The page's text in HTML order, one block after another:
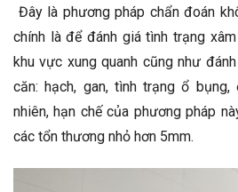
Đây là phương pháp chẩn đoán
chính là để đánh giá tình trạng
khu vực xung quanh cũng như
căn: hạch, gan, tình trạng ổ
nhiên, hạn chế của phương pháp
các tổn thương nhỏ hơn 5mm.